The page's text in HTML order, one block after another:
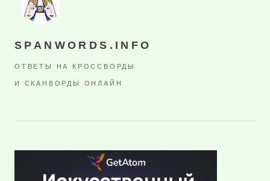
SPANWORDS.INFO
ОТВЕТЫ НА КРОССВОРДЫ
И СКАНВОРДЫ ОНЛАЙН